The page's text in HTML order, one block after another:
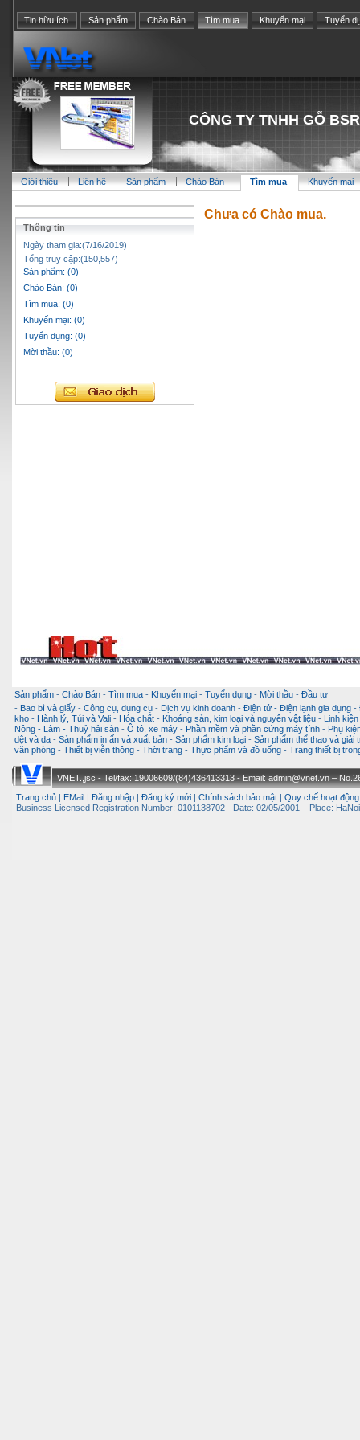
Tin hữu ích Sản phẩm Chào Bán Tìm mua Khuyến mại Tuyển
CÔNG TY TNHH GỖ BSR
Giới thiệu Liên hệ Sản phẩm Chào Bán Tìm mua Khuyến mại
Thông tin
Ngày tham gia:(7/16/2019)
Tổng truy cập:(150,557)
Sản phẩm: (0)
Chào Bán: (0)
Tìm mua: (0)
Khuyến mại: (0)
Tuyển dụng: (0)
Mời thầu: (0)
Chưa có Chào mua.
Sản phẩm - Chào Bán - Tìm mua - Khuyến mại - Tuyển dụng - Mời thầu - Đầu tư
- Bao bì và giấy - Công cụ, dụng cụ - Dịch vụ kinh doanh - Điện tử - Điện lạnh gia dụng -
kho - Hành lý, Túi và Vali - Hóa chất - Khoáng sản, kim loại và nguyên vật liệu -
Linh
Nông - Lâm - Thuỷ hải sản - Ô tô, xe máy - Phần mềm và phần cứng máy tính - Phụ
dệt và da - Sản phẩm in ấn và xuất bản - Sản phẩm kim loại - Sản phẩm thể thao và giải
văn phòng - Thiết bị viễn thông - Thời trang - Thực phẩm và đồ uống - Trang thiết bị
VNET.,jsc - Tel/fax: 19006609/(84)436413313 - Email: admin@vnet.vn –
Trang chủ
EMail Đăng nhập Đăng ký mới Chính sách bảo mật Quy chế hoạt động
Business Licensed Registration Number: 0101138702 - Date: 02/05/2001 – Place: